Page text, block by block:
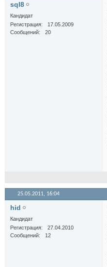
sql8
Кандидат
Регистрация
17.05.2009
Сообщений
20
25.05.2011, 16:04
hid
Кандидат
Регистрация
27.04.2010
Сообщений
12